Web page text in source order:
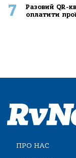
7
Разовий QR-
оплатити
ПРО НАС